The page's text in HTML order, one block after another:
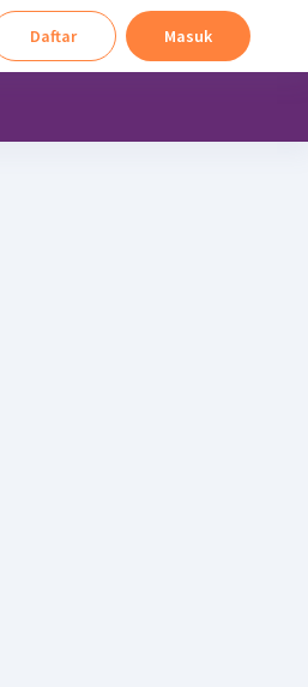
Daftar Masuk